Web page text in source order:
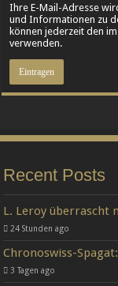
Ihre E-Mail-Adresse
und Informationen zu
können jederzeit den
verwenden.
Recent Posts
L. Leroy überrascht
24 Stunden ago
Chronoswiss-
3 Tagen ago